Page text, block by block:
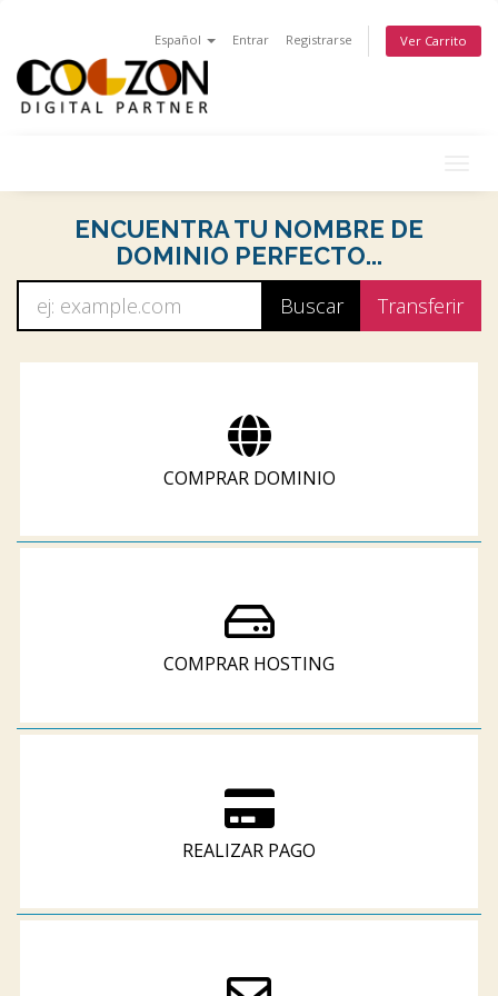
Español Entrar Registrarse Ver Carrito
ENCUENTRA TU NOMBRE DE
DOMINIO PERFECTO...
COMPRAR DOMINIO
COMPRAR HOSTING
REALIZAR PAGO